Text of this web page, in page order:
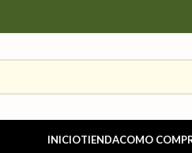
INICIOTIENDACOMO